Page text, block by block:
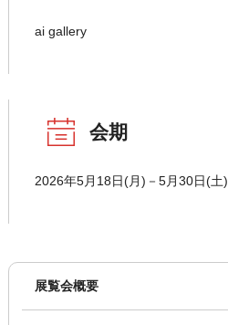
ai gallery
会期
2026年5月18日(月)－5月30日(土)
展覧会概要